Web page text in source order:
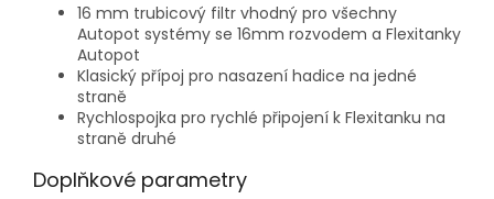
16 mm trubicový filtr vhodný pro všechny
Autopot systémy se 16mm rozvodem a Flexitanky
Autopot
Klasický přípoj pro nasazení hadice na jedné
straně
Rychlospojka pro rychlé připojení k Flexitanku na
straně druhé
Doplňkové parametry